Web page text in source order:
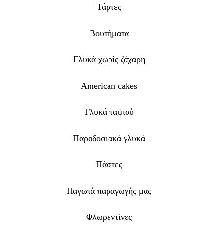
Τάρτες
Βουτήματα
Γλυκά χωρίς ζάχαρη
American cakes
Γλυκά ταψιού
Παραδοσιακά γλυκά
Πάστες
Παγωτά παραγωγής μας
Φλωρεντίνες